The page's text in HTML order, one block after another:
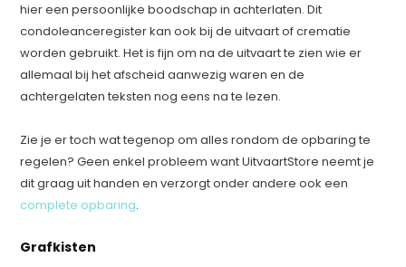
hier een persoonlijke boodschap in achterlaten. Dit
condoleanceregister kan ook bij de uitvaart of crematie
worden gebruikt. Het is fijn om na de uitvaart te zien wie er
allemaal bij het afscheid aanwezig waren en de
achtergelaten teksten nog eens na te lezen.
Zie je er toch wat tegenop om alles rondom de opbaring te
regelen? Geen enkel probleem want UitvaartStore neemt je
dit graag uit handen en verzorgt onder andere ook een
complete opbaring.
Grafkisten